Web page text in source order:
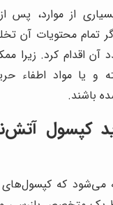
از موارد، پس
تمام محتویات آن
آن اقدام کرد. زیرا
و یا مواد اطفاء
باشند.
کپسول
می‌شود که